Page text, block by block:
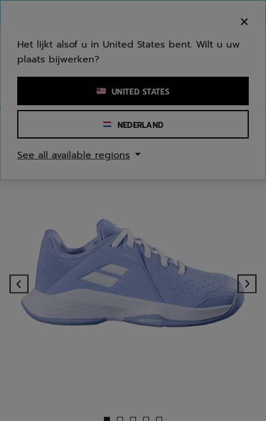
Een zoekwoord of een artikelnummer invoeren
Previous
Het lijkt alsof u in United States bent. Wilt u uw
plaats bijwerken?
UNITED STATES
NEDERLAND
See all available regions